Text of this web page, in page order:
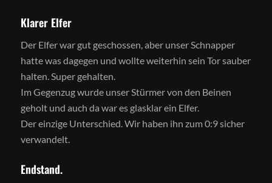
Klarer Elfer
Der Elfer war gut geschossen, aber unser Schnapper
hatte was dagegen und wollte weiterhin sein Tor sauber
halten. Super gehalten.
Im Gegenzug wurde unser Stürmer von den Beinen
geholt und auch da war es glasklar ein Elfer.
Der einzige Unterschied. Wir haben ihn zum 0:9 sicher
verwandelt.
Endstand.